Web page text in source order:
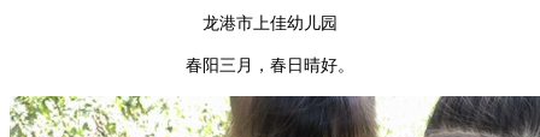
龙港市上佳幼儿园
春阳三月，春日晴好。